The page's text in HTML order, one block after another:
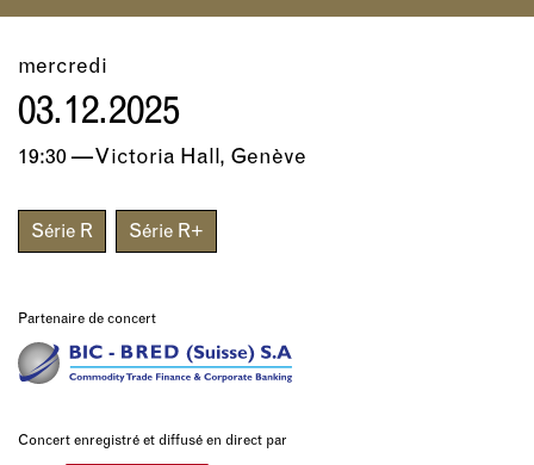
mercredi
03.12.2025
19:30 — Victoria Hall, Genève
Série R Série R+
Partenaire de concert
Concert enregistré et diffusé en direct par